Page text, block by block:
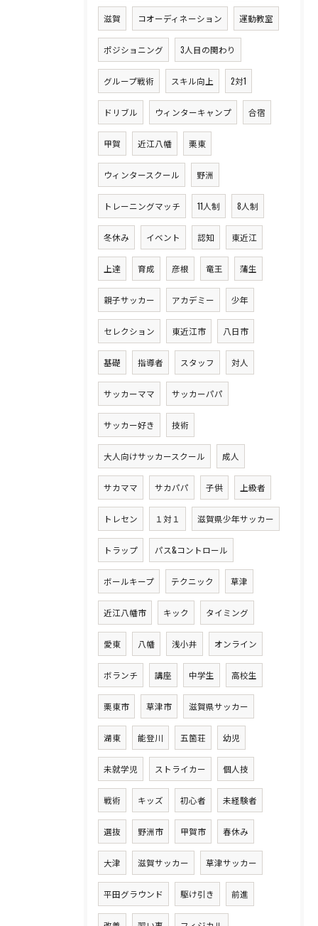
滋賀 コオーディネーション 運動教室
ポジショニング 3人目の関わり
グループ戦術 スキル向上 2対1
ドリブル ウィンターキャンプ 合宿
甲賀 近江八幡 栗東
ウィンタースクール 野洲
トレーニングマッチ 11人制 8人制
冬休み イベント 認知 東近江
上達 育成 彦根 竜王 蒲生
親子サッカー アカデミー 少年
セレクション 東近江市 八日市
基礎 指導者 スタッフ 対人
サッカーママ サッカーパパ
サッカー好き 技術
大人向けサッカースクール 成人
サカママ サカパパ 子供 上級者
トレセン １対１ 滋賀県少年サッカー
トラップ パス&コントロール
ボールキープ テクニック 草津
近江八幡市 キック タイミング
愛東 八幡 浅小井 オンライン
ボランチ 講座 中学生 高校生
栗東市 草津市 滋賀県サッカー
湖東 能登川 五箇荘 幼児
未就学児 ストライカー 個人技
戦術 キッズ 初心者 未経験者
選抜 野洲市 甲賀市 春休み
大津 滋賀サッカー 草津サッカー
平田グラウンド 駆け引き 前進